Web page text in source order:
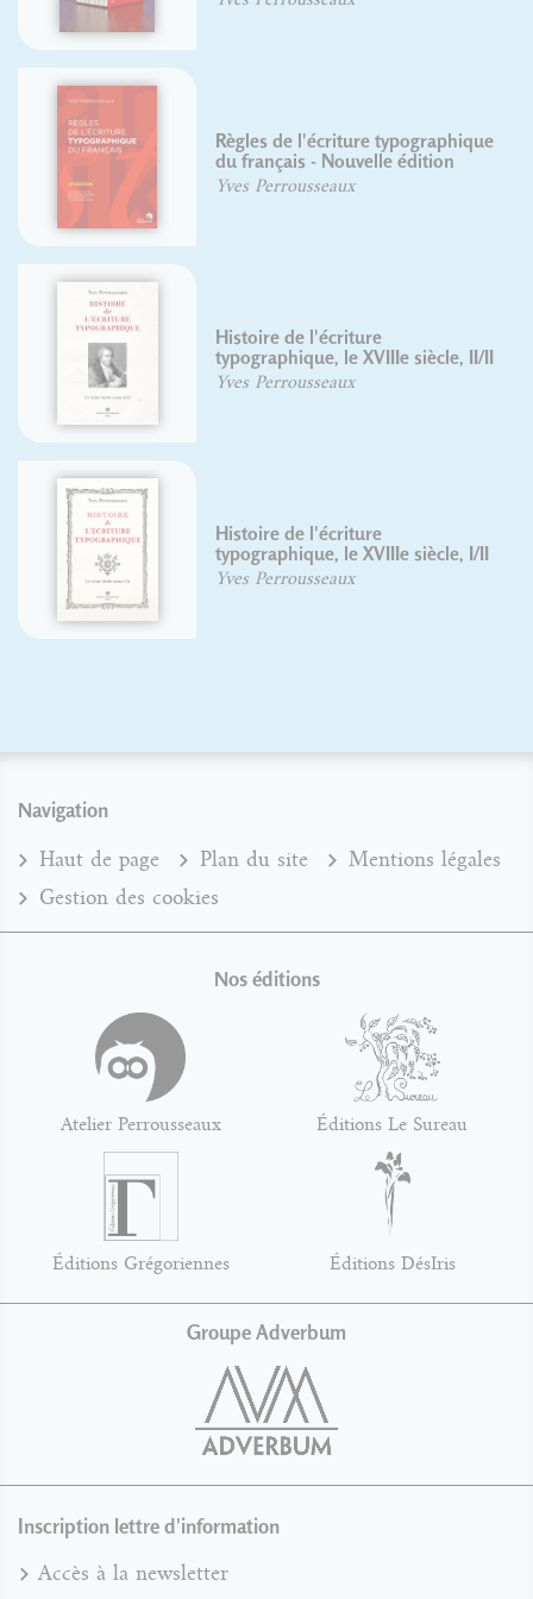
Règles de l'écriture typographique
du français - Nouvelle édition
Yves Perrousseaux
Histoire de l'écriture
typographique, le XVIIIe siècle, II/II
Yves Perrousseaux
Histoire de l'écriture
typographique, le XVIIIe siècle, I/II
Yves Perrousseaux
Navigation
Haut de page Plan du site
Mentions légales
Gestion des cookies
Nos éditions
Atelier Perrousseaux Éditions Le Sureau
Éditions Grégoriennes Éditions DésIris
Groupe Adverbum
Inscription lettre d'information
Accès à la newsletter